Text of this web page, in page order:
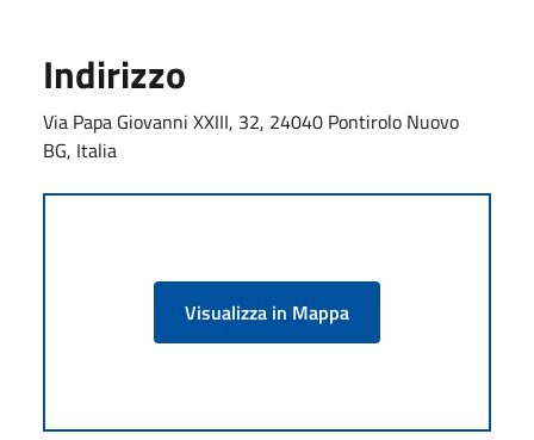
Indirizzo
Via Papa Giovanni XXIII, 32, 24040 Pontirolo Nuovo
BG, Italia
Visualizza in Mappa